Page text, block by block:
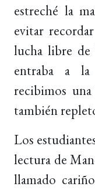
estreché la
evitar
lucha libre de
entraba a la
recibimos
también
Los
lectura de
llamado